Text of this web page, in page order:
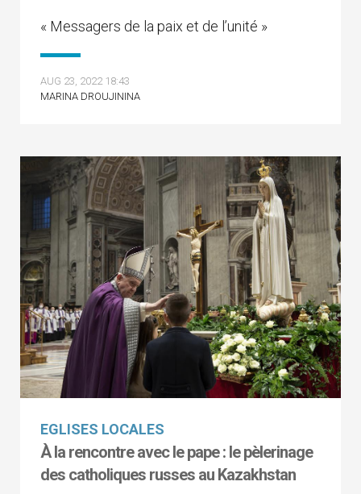
« Messagers de la paix et de l’unité »
AUG 23, 2022 18:43
MARINA DROUJININA
EGLISES LOCALES
À la rencontre avec le pape : le pèlerinage
des catholiques russes au Kazakhstan